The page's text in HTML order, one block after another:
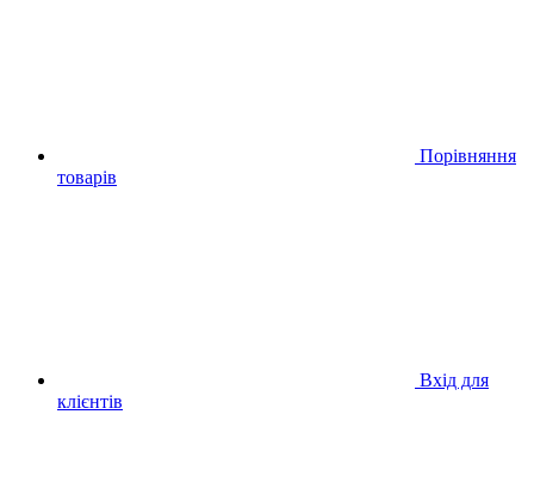
Порівняння
товарів
Вхід для
клієнтів